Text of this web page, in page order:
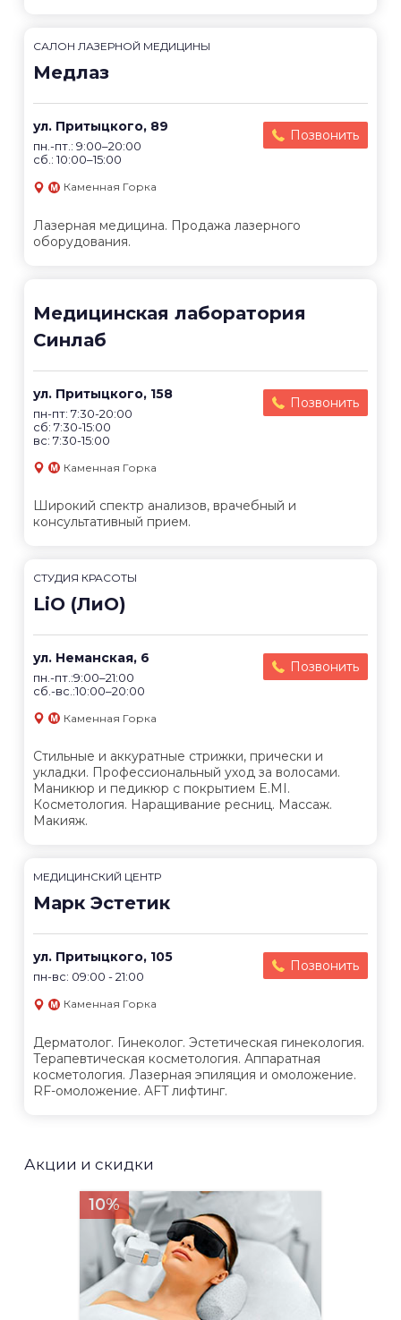
САЛОН ЛАЗЕРНОЙ МЕДИЦИНЫ
Медлаз
ул. Притыцкого, 89
пн.-пт.: 9:00–20:00
сб.: 10:00–15:00
Позвонить
Каменная Горка
Лазерная медицина. Продажа лазерного
оборудования.
Медицинская лаборатория
Синлаб
ул. Притыцкого, 158
пн-пт: 7:30-20:00
сб: 7:30-15:00
вс: 7:30-15:00
Позвонить
Каменная Горка
Широкий спектр анализов, врачебный и
консультативный прием.
СТУДИЯ КРАСОТЫ
LiO (ЛиО)
ул. Неманская, 6
пн.-пт.:9:00–21:00
сб.-вс.:10:00–20:00
Позвонить
Каменная Горка
Стильные и аккуратные стрижки, прически и
укладки. Профессиональный уход за волосами.
Маникюр и педикюр с покрытием E.MI.
Косметология. Наращивание ресниц. Массаж.
Макияж.
МЕДИЦИНСКИЙ ЦЕНТР
Марк Эстетик
ул. Притыцкого, 105
пн-вс: 09:00 - 21:00
Позвонить
Каменная Горка
Дерматолог. Гинеколог. Эстетическая гинекология.
Терапевтическая косметология. Аппаратная
косметология. Лазерная эпиляция и омоложение.
RF-омоложение. AFT лифтинг.
Акции и скидки
10%